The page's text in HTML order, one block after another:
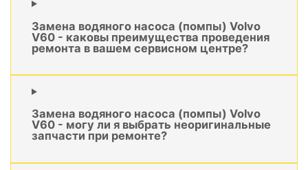
Замена водяного насоса (помпы) Volvo
V60 - каковы преимущества проведения
ремонта в вашем сервисном центре?
Замена водяного насоса (помпы) Volvo
V60 - могу ли я выбрать неоригинальные
запчасти при ремонте?